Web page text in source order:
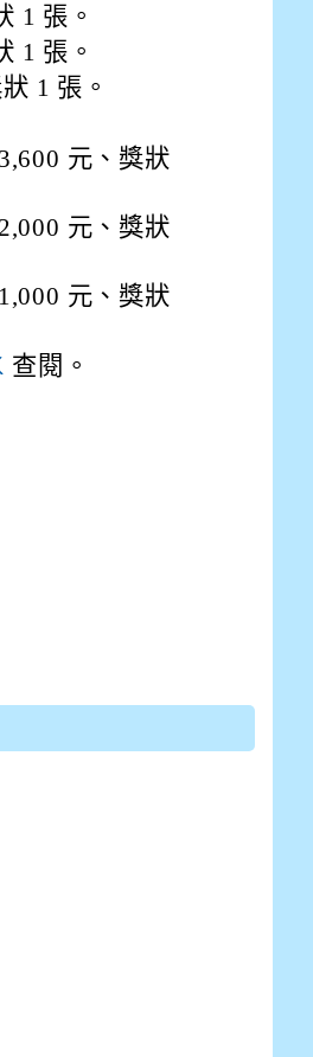
1 張。
1 張。
1 張。
元、獎狀
元、獎狀
元、獎狀
查閱。